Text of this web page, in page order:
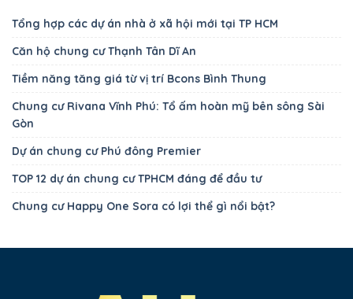
Tổng hợp các dự án nhà ở xã hội mới tại TP HCM
Căn hộ chung cư Thạnh Tân Dĩ An
Tiềm năng tăng giá từ vị trí Bcons Bình Thung
Chung cư Rivana Vĩnh Phú: Tổ ấm hoàn mỹ bên sông Sài
Gòn
Dự án chung cư Phú đông Premier
TOP 12 dự án chung cư TPHCM đáng để đầu tư
Chung cư Happy One Sora có lợi thể gì nổi bật?